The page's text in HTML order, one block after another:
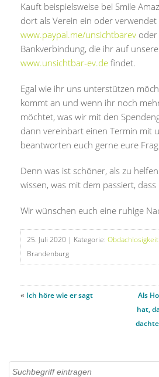
Kauft beispielsweise bei Smile
dort als Verein ein oder verwendet
www.paypal.me/unsichtbarev
Bankverbindung, die ihr auf
www.unsichtbar-ev.de findet.
Egal wie ihr uns unterstützen
kommt an und wenn ihr noch
möchtet, was wir mit den
dann vereinbart einen Termin mit
beantworten euch gerne eure
Denn was ist schöner, als zu
wissen, was mit dem passiert,
Wir wünschen euch eine ruhige
25. Juli 2020 | Kategorie: Obdachlosigkeit
Brandenburg
« Ich höre wie er sagt
Als
hat,